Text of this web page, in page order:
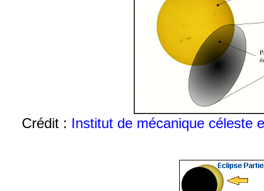
Crédit : Institut de mécanique céleste